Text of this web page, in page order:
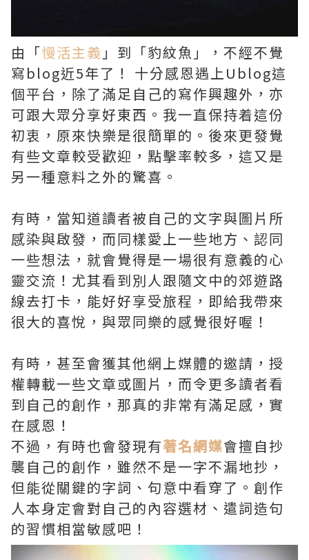
由「慢活主義 」到「豹紋魚」，不經不覺
寫blog近5年了！ 十分感恩遇上Ublog這
個平台，除了滿足自己的寫作興趣外，亦
可跟大眾分享好東西。我一直保持着這份
初衷，原來快樂是很簡單的。後來更發覺
有些文章較受歡迎，點擊率較多，這又是
另一種意料之外的驚喜。
有時，當知道讀者被自己的文字與圖片所
感染與啟發，而同樣愛上一些地方、認同
一些想法，就會覺得是一場很有意義的心
靈交流！尤其看到別人跟隨文中的郊遊路
線去打卡，能好好享受旅程，即給我帶來
很大的喜悅，與眾同樂的感覺很好喔！
有時，甚至會獲其他網上媒體的邀請，授
權轉載一些文章或圖片，而令更多讀者看
到自己的創作，那真的非常有滿足感，實
在感恩！
不過，有時也會發現有著名網媒會擅自抄
襲自己的創作，雖然不是一字不漏地抄，
但能從關鍵的字詞、句意中看穿了。創作
人本身定會對自己的內容選材、遣詞造句
的習慣相當敏感吧！